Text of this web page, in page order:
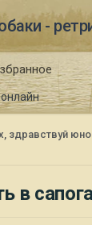
-
здравствуй
в